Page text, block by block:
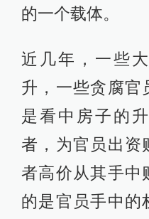
的一个载体。
近几年，一些
升，一些贪腐官
是看中房子的
者，为官员出资
者高价从其手中
的是官员手中的